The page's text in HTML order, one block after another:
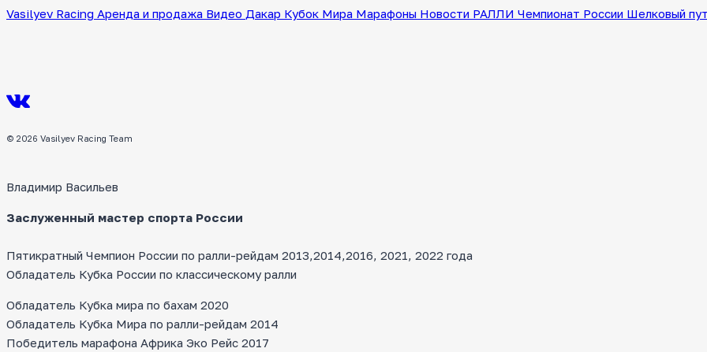
Vasilyev Racing Аренда и продажа Видео Дакар Кубок Мира Марафоны Новости РАЛЛИ Чемпионат России Шелковый
© 2026 Vasilyev Racing Team
Владимир Васильев
Заслуженный мастер спорта России
Пятикратный Чемпион России по ралли-рейдам 2013,2014,2016, 2021, 2022 года
Обладатель Кубка России по классическому ралли
Обладатель Кубка мира по бахам 2020
Обладатель Кубка Мира по ралли-рейдам 2014
Победитель марафона Африка Эко Рейс 2017